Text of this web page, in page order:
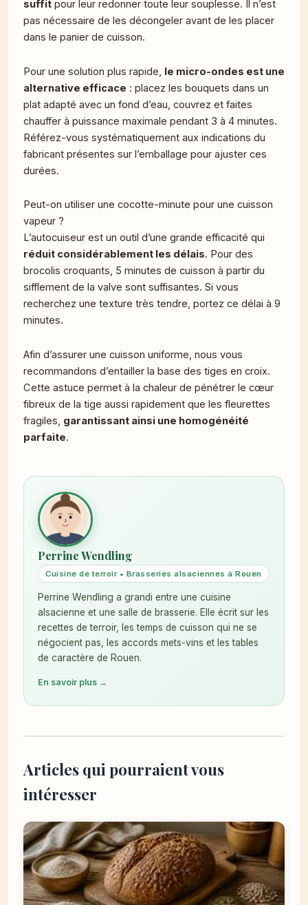
suffit pour leur redonner toute leur souplesse. Il n’est
pas nécessaire de les décongeler avant de les placer
dans le panier de cuisson.
Pour une solution plus rapide, le micro-ondes est une
alternative efficace : placez les bouquets dans un
plat adapté avec un fond d’eau, couvrez et faites
chauffer à puissance maximale pendant 3 à 4 minutes.
Référez-vous systématiquement aux indications du
fabricant présentes sur l’emballage pour ajuster ces
durées.
Peut-on utiliser une cocotte-minute pour une cuisson
vapeur ?
L’autocuiseur est un outil d’une grande efficacité qui
réduit considérablement les délais. Pour des
brocolis croquants, 5 minutes de cuisson à partir du
sifflement de la valve sont suffisantes. Si vous
recherchez une texture très tendre, portez ce délai à 9
minutes.
Afin d’assurer une cuisson uniforme, nous vous
recommandons d’entailler la base des tiges en croix.
Cette astuce permet à la chaleur de pénétrer le cœur
fibreux de la tige aussi rapidement que les fleurettes
fragiles, garantissant ainsi une homogénéité
parfaite.
Perrine Wendling
Cuisine de terroir • Brasseries alsaciennes à Rouen
Perrine Wendling a grandi entre une cuisine
alsacienne et une salle de brasserie. Elle écrit sur les
recettes de terroir, les temps de cuisson qui ne se
négocient pas, les accords mets-vins et les tables
de caractère de Rouen.
En savoir plus →
Articles qui pourraient vous
intéresser